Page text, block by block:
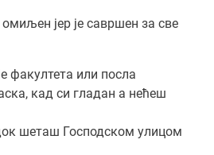
јер је савршен за све
факултета или посла
кад си гладан а нећеш
шеташ Господском улицом